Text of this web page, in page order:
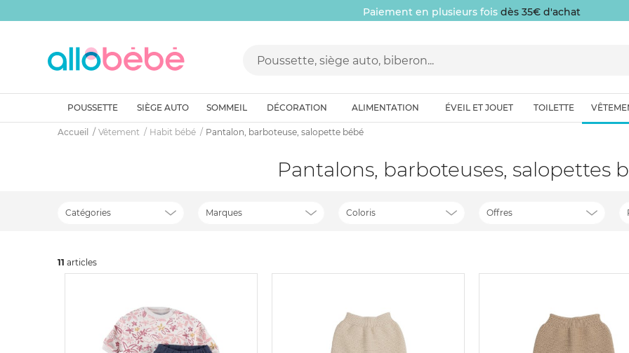
Paiement en plusieurs fois dès 35€ d'achat
POUSSETTE SIÈGE AUTO SOMMEIL DÉCORATION ALIMENTATION ÉVEIL ET JOUET TOILETTE
Accueil Vêtement Habit bébé Pantalon, barboteuse, salopette bébé
Pantalons, barboteuses, salopettes
Catégories Marques Coloris Offres
11 articles